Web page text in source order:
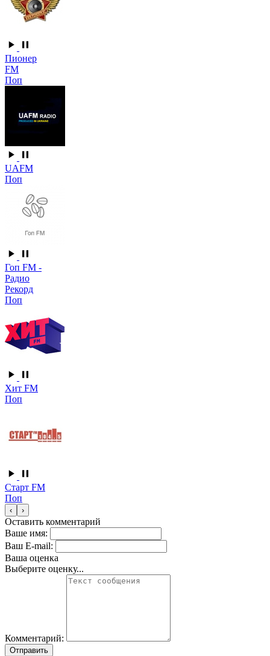
Пионер
FM
Поп
UAFM
Поп
Гоп FM -
Радио
Рекорд
Поп
Хит FM
Поп
Старт FM
Поп
‹ ›
Оставить комментарий
Ваше имя:
Ваш E-mail:
Ваша оценка
Выберите оценку...
Комментарий:
Отправить